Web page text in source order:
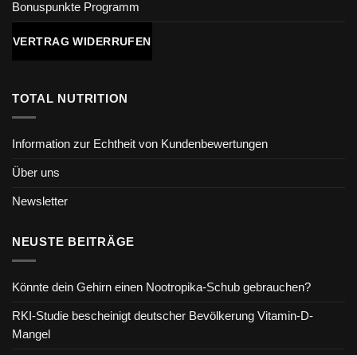
Bonuspunkte Programm
VERTRAG WIDERRUFEN
TOTAL NUTRITION
Information zur Echtheit von Kundenbewertungen
Über uns
Newsletter
NEUSTE BEITRÄGE
Könnte dein Gehirn einen Nootropika-Schub gebrauchen?
RKI-Studie bescheinigt deutscher Bevölkerung Vitamin-D-
Mangel